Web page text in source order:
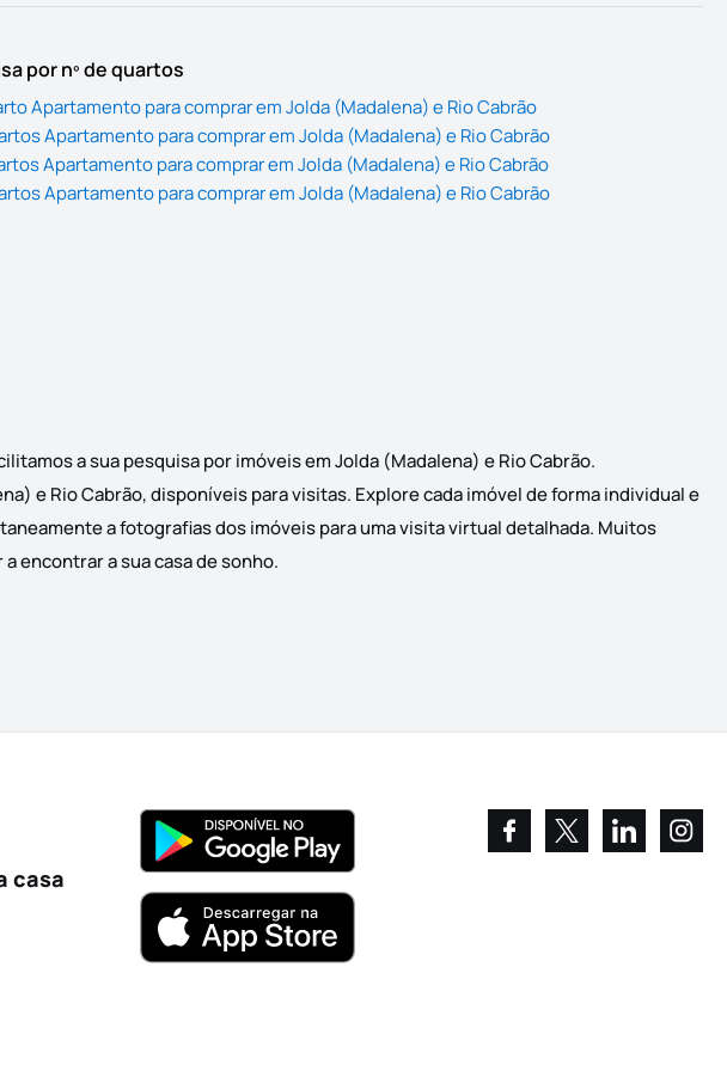
por nº de quartos
Apartamento para comprar em Jolda (Madalena) e Rio Cabrão
Apartamento para comprar em Jolda (Madalena) e Rio Cabrão
Apartamento para comprar em Jolda (Madalena) e Rio Cabrão
Apartamento para comprar em Jolda (Madalena) e Rio Cabrão
a sua pesquisa por imóveis em Jolda (Madalena) e Rio Cabrão.
e Rio Cabrão, disponíveis para visitas. Explore cada imóvel de forma individual e
a fotografias dos imóveis para uma visita virtual detalhada. Muitos
encontrar a sua casa de sonho.
casa